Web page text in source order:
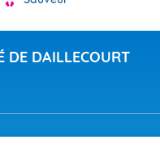
Pour la
Tendance
DE DAILLECOURT
Cet après-
Risque
Sur le Sud-